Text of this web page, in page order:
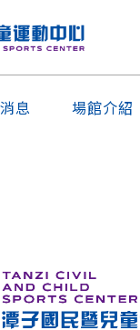
息 場館介紹